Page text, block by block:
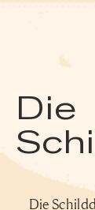
Die
Die